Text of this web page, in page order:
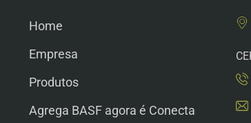
Home
Empresa
Produtos
Agrega BASF agora é Conecta